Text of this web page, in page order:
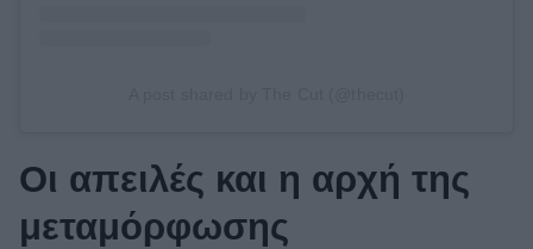
Οι απειλές και η αρχή της
μεταμόρφωσης